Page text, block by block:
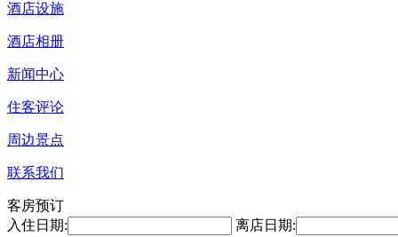
酒店设施
酒店相册
新闻中心
住客评论
周边景点
联系我们
客房预订
入住日期:
离店日期: